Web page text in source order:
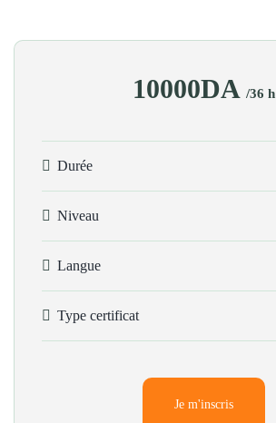
10000DA /36 h
Durée
Niveau
Langue
Type certificat
Je m'inscris